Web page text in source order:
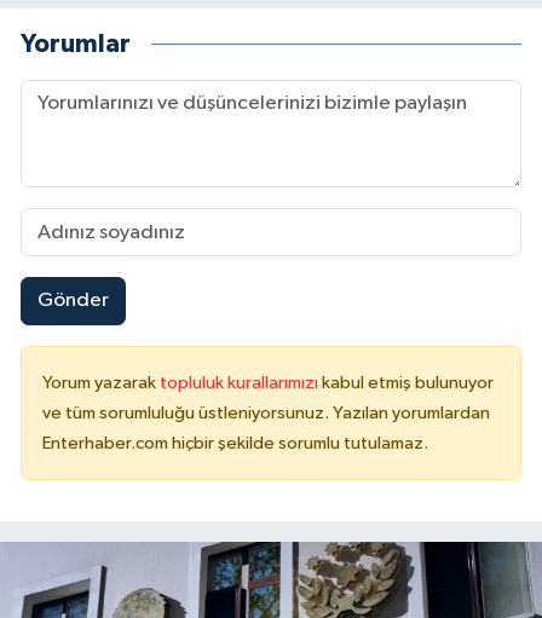
Yorumlar
Gönder
Yorum yazarak topluluk kurallarımızı kabul etmiş bulunuyor
ve tüm sorumluluğu üstleniyorsunuz. Yazılan yorumlardan
Enterhaber.com hiçbir şekilde sorumlu tutulamaz.